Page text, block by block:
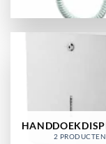
2 PRODUCTEN